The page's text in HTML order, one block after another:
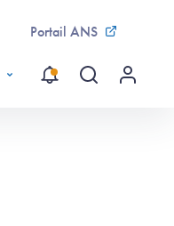
Portail ANS
Recherche
Menu